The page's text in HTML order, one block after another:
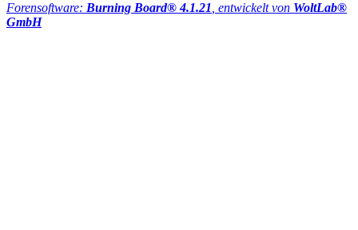
Forensoftware: Burning Board® 4.1.21 , entwickelt von WoltLab®
GmbH